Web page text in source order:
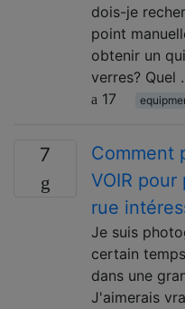
dois-je
point
obtenir un
verres? Quel
17
7
Comment
VOIR
rue
Je suis
certain
dans une
J'aimerais